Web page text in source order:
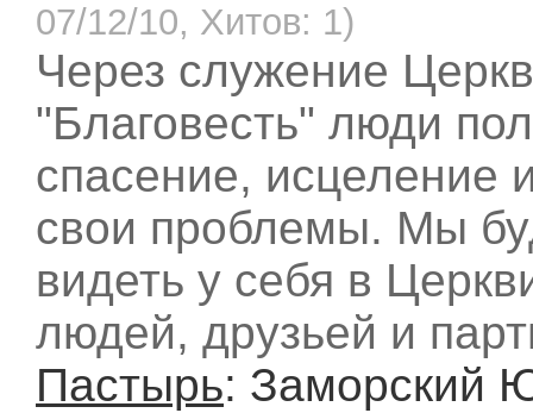
07/12/10, Хитов: 1)
Через служение
"Благовесть" люди
спасение, исцеление
свои проблемы. Мы
видеть у себя в
людей, друзьей и
Пастырь: Заморский